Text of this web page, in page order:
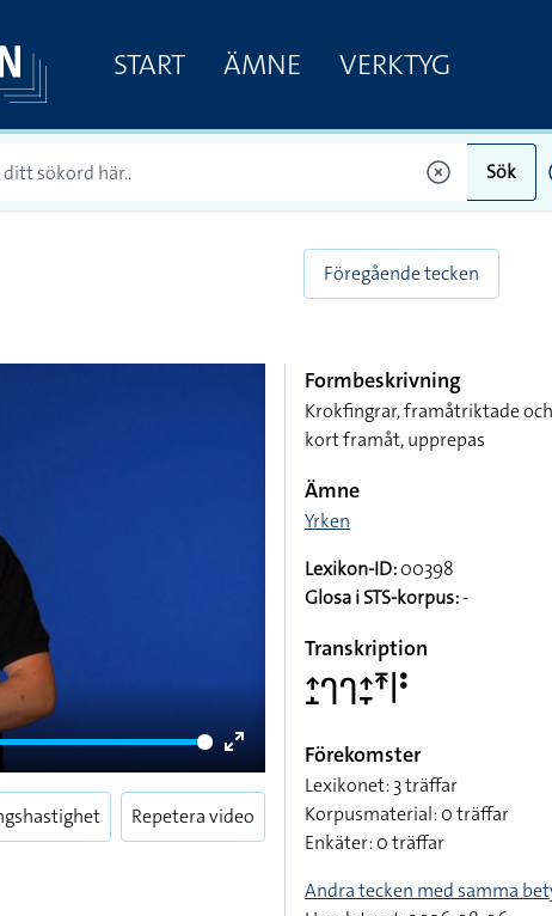
START ÄMNE VERKTYG
Sök
Föregående tecken
Enter
fullscreen
Repetera video
Formbeskrivning
Krokfingrar, framåtriktade
kort framåt, upprepas
Ämne
Yrken
Lexikon-ID:00398
Glosa i STS-korpus:-
Transkription
􌤴􌤸􌤪􌤪􌤴􌥙􌥵􌥼􌥻
Förekomster
Lexikonet: 3 träffar
Korpusmaterial: 0 träffar
Enkäter: 0 träffar
Andra tecken med samma